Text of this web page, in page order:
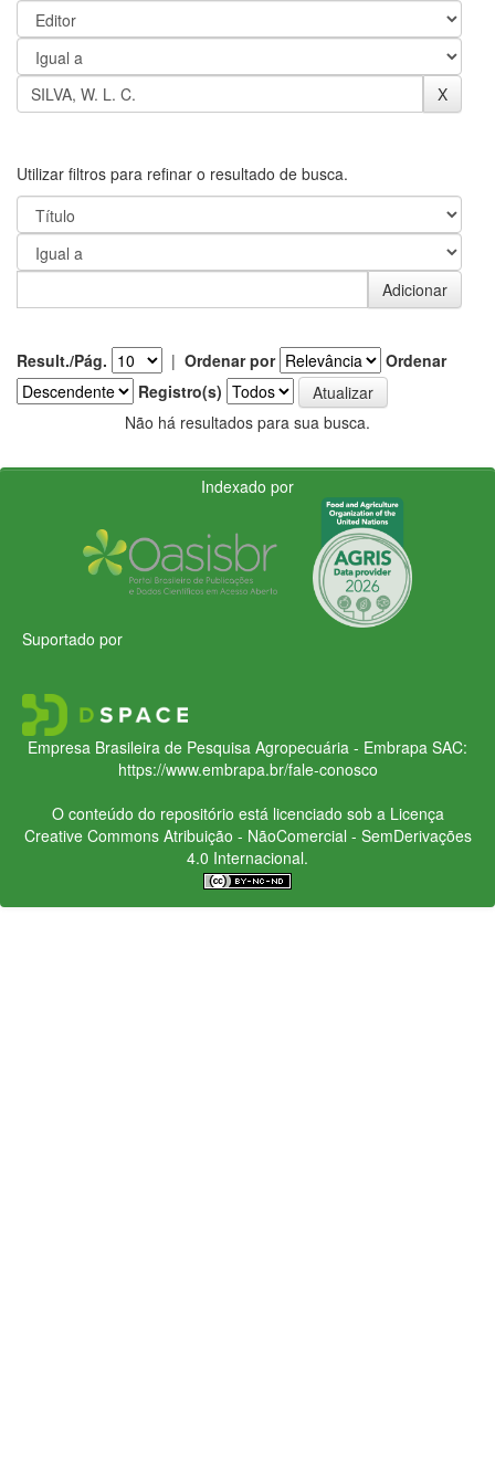
Utilizar filtros para refinar o resultado de busca.
Result./Pág. | Ordenar por
Ordenar
Registro(s)
Não há resultados para sua busca.
Indexado por
Suportado por
Empresa Brasileira de Pesquisa Agropecuária - Embrapa SAC:
https://www.embrapa.br/fale-conosco
O conteúdo do repositório está licenciado sob a Licença
Creative CommonsAtribuição - NãoComercial - SemDerivações
4.0 Internacional.